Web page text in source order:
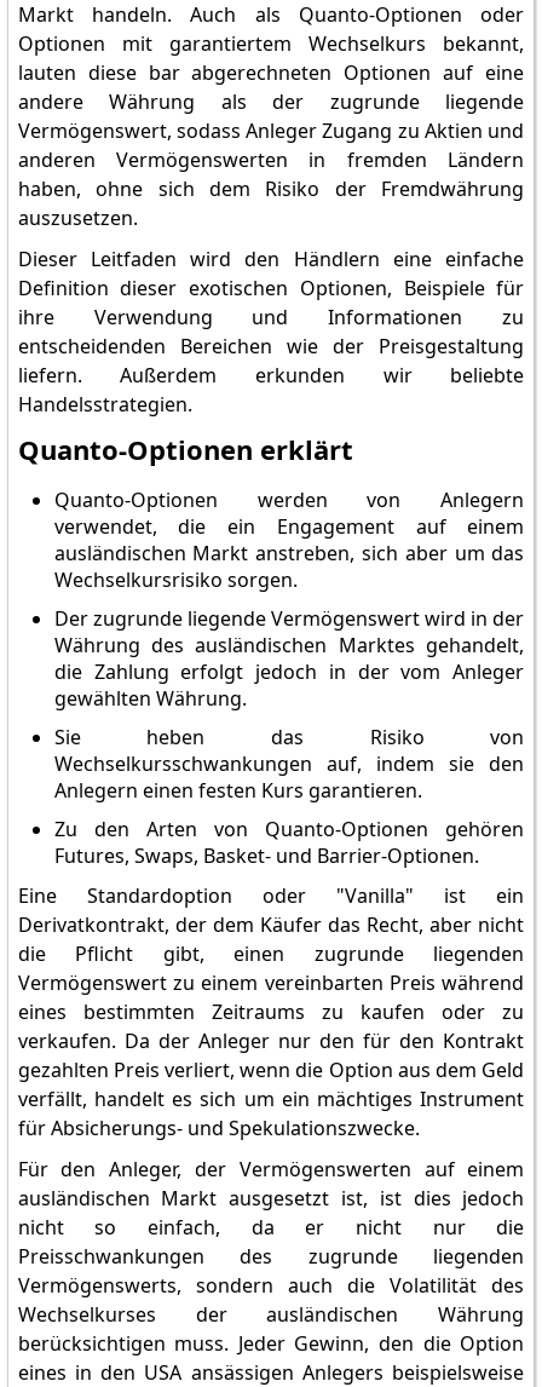
Markt handeln. Auch als Quanto-Optionen oder
Optionen mit garantiertem Wechselkurs bekannt,
lauten diese bar abgerechneten Optionen auf eine
andere Währung als der zugrunde liegende
Vermögenswert, sodass Anleger Zugang zu Aktien und
anderen Vermögenswerten in fremden Ländern
haben, ohne sich dem Risiko der Fremdwährung
auszusetzen.
Dieser Leitfaden wird den Händlern eine einfache
Definition dieser exotischen Optionen, Beispiele für
ihre Verwendung und Informationen zu
entscheidenden Bereichen wie der Preisgestaltung
liefern. Außerdem erkunden wir beliebte
Handelsstrategien.
Quanto-Optionen erklärt
Quanto-Optionen werden von Anlegern
verwendet, die ein Engagement auf einem
ausländischen Markt anstreben, sich aber um das
Wechselkursrisiko sorgen.
Der zugrunde liegende Vermögenswert wird in der
Währung des ausländischen Marktes gehandelt,
die Zahlung erfolgt jedoch in der vom Anleger
gewählten Währung.
Sie heben das Risiko von
Wechselkursschwankungen auf, indem sie den
Anlegern einen festen Kurs garantieren.
Zu den Arten von Quanto-Optionen gehören
Futures, Swaps, Basket- und Barrier-Optionen.
Eine Standardoption oder "Vanilla" ist ein
Derivatkontrakt, der dem Käufer das Recht, aber nicht
die Pflicht gibt, einen zugrunde liegenden
Vermögenswert zu einem vereinbarten Preis während
eines bestimmten Zeitraums zu kaufen oder zu
verkaufen. Da der Anleger nur den für den Kontrakt
gezahlten Preis verliert, wenn die Option aus dem Geld
verfällt, handelt es sich um ein mächtiges Instrument
für Absicherungs- und Spekulationszwecke.
Für den Anleger, der Vermögenswerten auf einem
ausländischen Markt ausgesetzt ist, ist dies jedoch
nicht so einfach, da er nicht nur die
Preisschwankungen des zugrunde liegenden
Vermögenswerts, sondern auch die Volatilität des
Wechselkurses der ausländischen Währung
berücksichtigen muss. Jeder Gewinn, den die Option
eines in den USA ansässigen Anlegers beispielsweise